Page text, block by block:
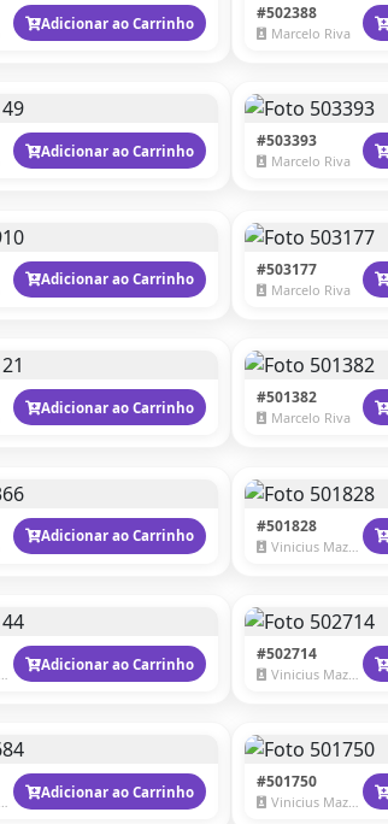
Adicionar ao Carrinho #502388
Marcelo Riva
Adicionar ao Carrinho #503393
Marcelo Riva
Adicionar ao Carrinho #503177
Marcelo Riva
Adicionar ao Carrinho #501382
Marcelo Riva
Adicionar ao Carrinho #501828
Vinicius Mazzaro
Adicionar ao Carrinho #502714
Vinicius Mazzaro
Adicionar ao Carrinho #501750
Vinicius Mazzaro